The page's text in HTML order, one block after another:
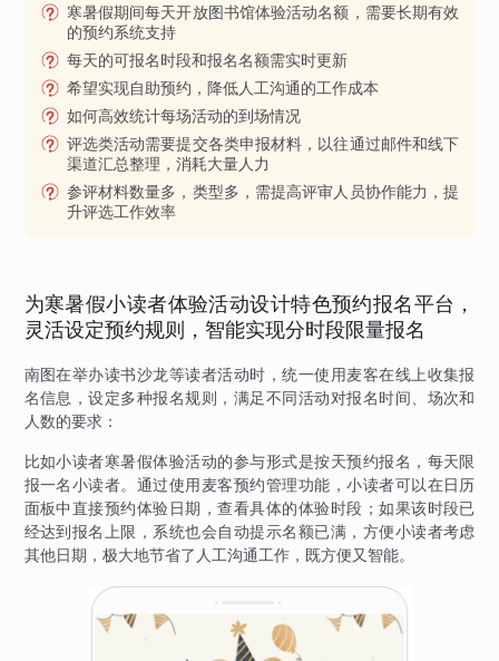
寒暑假期间每天开放图书馆体验活动名额，需要长期有效
的预约系统支持
每天的可报名时段和报名名额需实时更新
希望实现自助预约，降低人工沟通的工作成本
如何高效统计每场活动的到场情况
评选类活动需要提交各类申报材料，以往通过邮件和线下
渠道汇总整理，消耗大量人力
参评材料数量多，类型多，需提高评审人员协作能力，提
升评选工作效率
为寒暑假小读者体验活动设计特色预约报名平台，
灵活设定预约规则，智能实现分时段限量报名
南图在举办读书沙龙等读者活动时，统一使用麦客在线上收集报
名信息，设定多种报名规则，满足不同活动对报名时间、场次和
人数的要求：
比如小读者寒暑假体验活动的参与形式是按天预约报名，每天限
报一名小读者。通过使用麦客预约管理功能，小读者可以在日历
面板中直接预约体验日期，查看具体的体验时段；如果该时段已
经达到报名上限，系统也会自动提示名额已满，方便小读者考虑
其他日期，极大地节省了人工沟通工作，既方便又智能。